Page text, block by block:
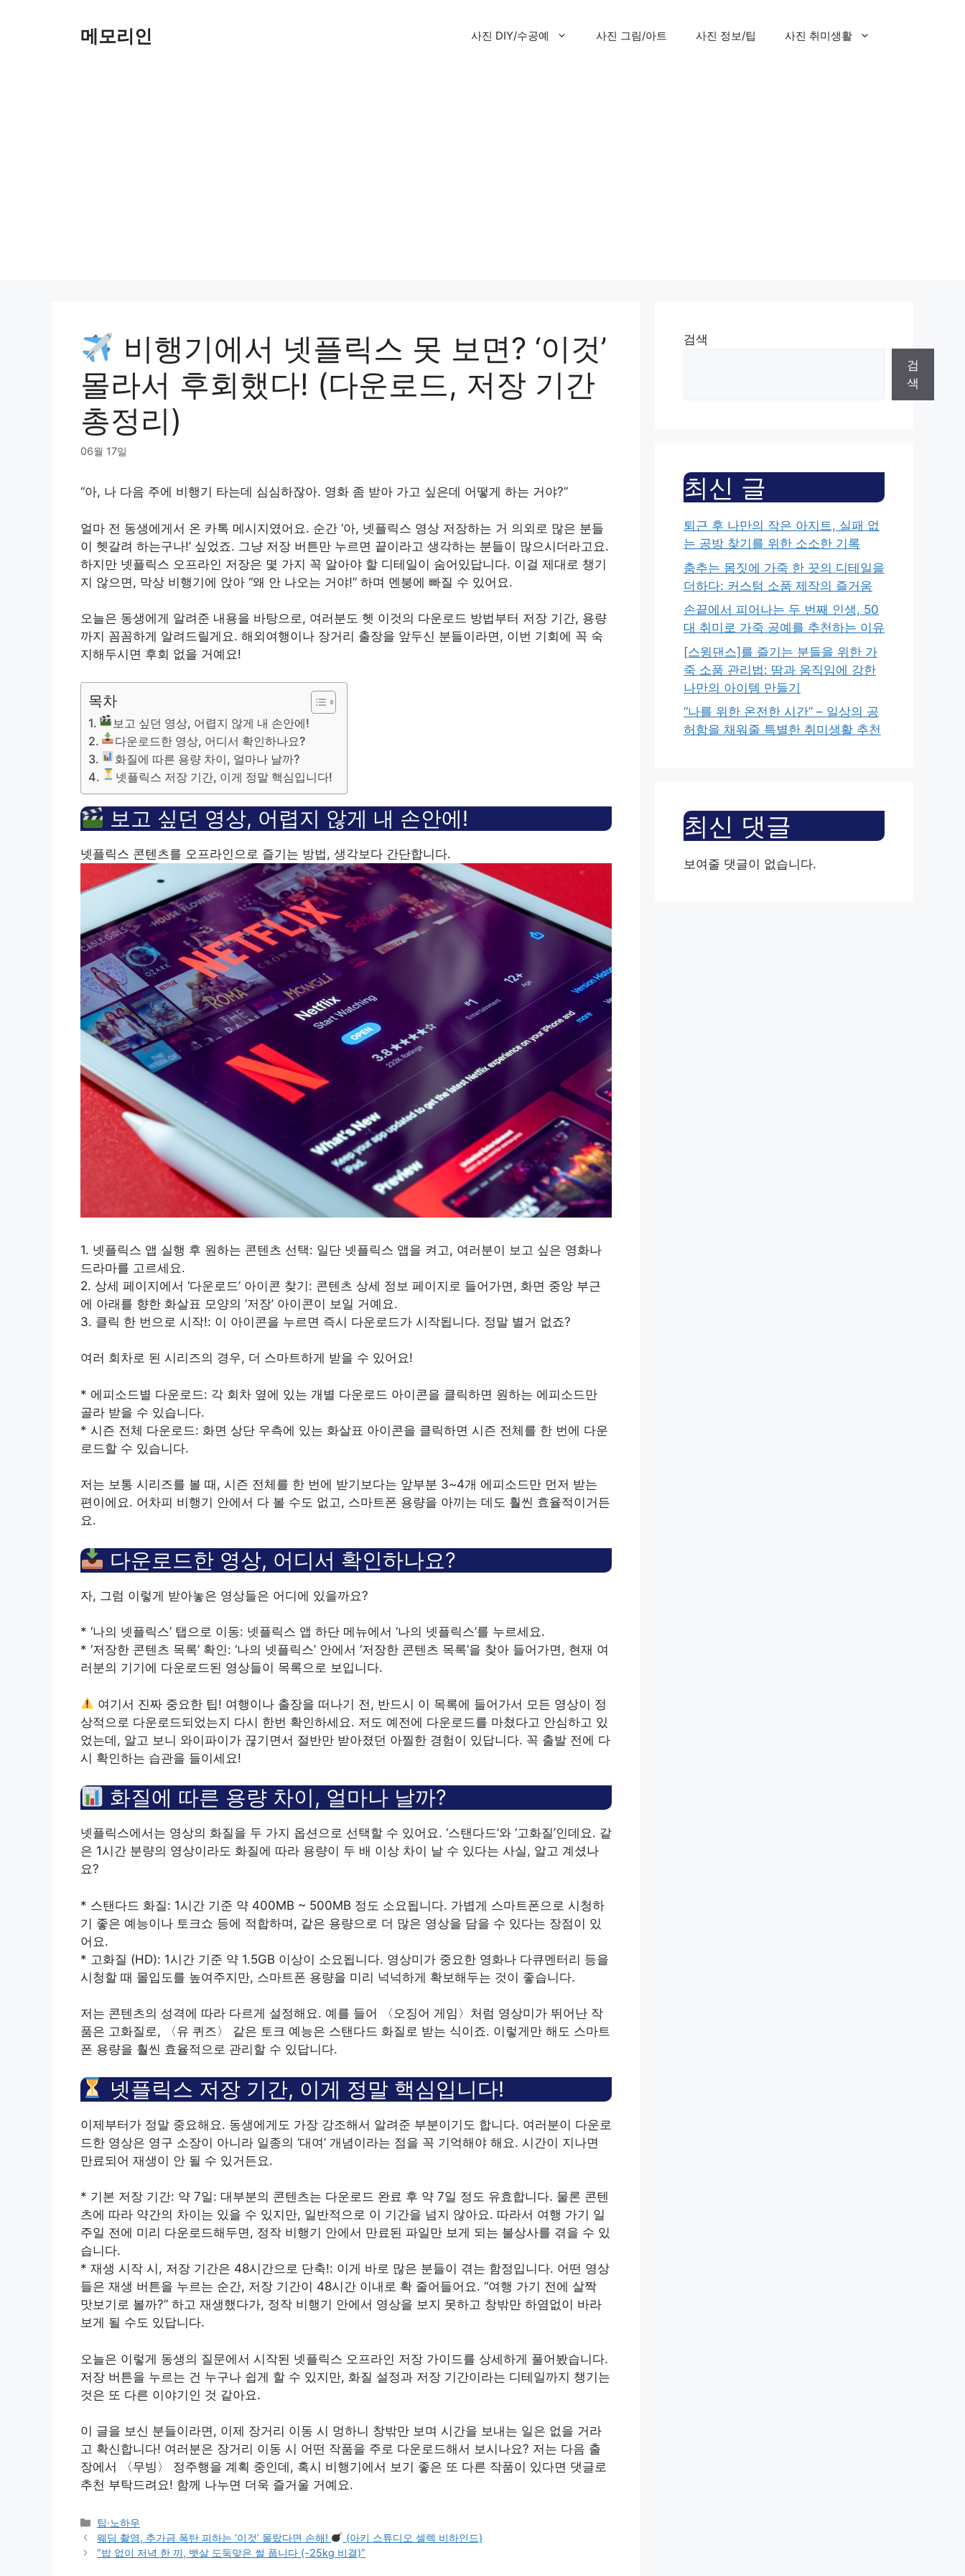
메모리인 사진 DIY/수공예 사진 그림/아트 사진 정보/팁 사진 취미생활
비행기에서 넷플릭스 못 보면? ‘이것’
몰라서 후회했다! (다운로드, 저장 기간
총정리)
06월 17일
“아, 나 다음 주에 비행기 타는데 심심하잖아. 영화 좀 받아 가고 싶은데 어떻게 하는 거야?”
얼마 전 동생에게서 온 카톡 메시지였어요. 순간 ‘아, 넷플릭스 영상 저장하는 거 의외로 많은 분들
이 헷갈려 하는구나!’ 싶었죠. 그냥 저장 버튼만 누르면 끝이라고 생각하는 분들이 많으시더라고요.
하지만 넷플릭스 오프라인 저장은 몇 가지 꼭 알아야 할 디테일이 숨어있답니다. 이걸 제대로 챙기
지 않으면, 막상 비행기에 앉아 “왜 안 나오는 거야!” 하며 멘붕에 빠질 수 있어요.
오늘은 동생에게 알려준 내용을 바탕으로, 여러분도 헷 이것의 다운로드 방법부터 저장 기간, 용량
까지 꼼꼼하게 알려드릴게요. 해외여행이나 장거리 출장을 앞두신 분들이라면, 이번 기회에 꼭 숙
지해두시면 후회 없을 거예요!
목차
보고 싶던 영상, 어렵지 않게 내 손안에!
다운로드한 영상, 어디서 확인하나요?
화질에 따른 용량 차이, 얼마나 날까?
넷플릭스 저장 기간, 이게 정말 핵심입니다!
보고 싶던 영상, 어렵지 않게 내 손안에!
넷플릭스 콘텐츠를 오프라인으로 즐기는 방법, 생각보다 간단합니다.
1. 넷플릭스 앱 실행 후 원하는 콘텐츠 선택: 일단 넷플릭스 앱을 켜고, 여러분이 보고 싶은 영화나
드라마를 고르세요.
2. 상세 페이지에서 ‘다운로드’ 아이콘 찾기: 콘텐츠 상세 정보 페이지로 들어가면, 화면 중앙 부근
에 아래를 향한 화살표 모양의 ‘저장’ 아이콘이 보일 거예요.
3. 클릭 한 번으로 시작!: 이 아이콘을 누르면 즉시 다운로드가 시작됩니다. 정말 별거 없죠?
여러 회차로 된 시리즈의 경우, 더 스마트하게 받을 수 있어요!
* 에피소드별 다운로드: 각 회차 옆에 있는 개별 다운로드 아이콘을 클릭하면 원하는 에피소드만
골라 받을 수 있습니다.
* 시즌 전체 다운로드: 화면 상단 우측에 있는 화살표 아이콘을 클릭하면 시즌 전체를 한 번에 다운
로드할 수 있습니다.
저는 보통 시리즈를 볼 때, 시즌 전체를 한 번에 받기보다는 앞부분 3~4개 에피소드만 먼저 받는
편이에요. 어차피 비행기 안에서 다 볼 수도 없고, 스마트폰 용량을 아끼는 데도 훨씬 효율적이거든
요.
다운로드한 영상, 어디서 확인하나요?
자, 그럼 이렇게 받아놓은 영상들은 어디에 있을까요?
* ‘나의 넷플릭스’ 탭으로 이동: 넷플릭스 앱 하단 메뉴에서 ‘나의 넷플릭스’를 누르세요.
* ‘저장한 콘텐츠 목록’ 확인: ‘나의 넷플릭스’ 안에서 ‘저장한 콘텐츠 목록’을 찾아 들어가면, 현재 여
러분의 기기에 다운로드된 영상들이 목록으로 보입니다.
여기서 진짜 중요한 팁! 여행이나 출장을 떠나기 전, 반드시 이 목록에 들어가서 모든 영상이 정
상적으로 다운로드되었는지 다시 한번 확인하세요. 저도 예전에 다운로드를 마쳤다고 안심하고 있
었는데, 알고 보니 와이파이가 끊기면서 절반만 받아졌던 아찔한 경험이 있답니다. 꼭 출발 전에 다
시 확인하는 습관을 들이세요!
화질에 따른 용량 차이, 얼마나 날까?
넷플릭스에서는 영상의 화질을 두 가지 옵션으로 선택할 수 있어요. ‘스탠다드’와 ‘고화질’인데요. 같
은 1시간 분량의 영상이라도 화질에 따라 용량이 두 배 이상 차이 날 수 있다는 사실, 알고 계셨나
요?
* 스탠다드 화질: 1시간 기준 약 400MB ~ 500MB 정도 소요됩니다. 가볍게 스마트폰으로 시청하
기 좋은 예능이나 토크쇼 등에 적합하며, 같은 용량으로 더 많은 영상을 담을 수 있다는 장점이 있
어요.
* 고화질 (HD): 1시간 기준 약 1.5GB 이상이 소요됩니다. 영상미가 중요한 영화나 다큐멘터리 등을
시청할 때 몰입도를 높여주지만, 스마트폰 용량을 미리 넉넉하게 확보해두는 것이 좋습니다.
저는 콘텐츠의 성격에 따라 다르게 설정해요. 예를 들어 〈오징어 게임〉처럼 영상미가 뛰어난 작
품은 고화질로, 〈유 퀴즈〉 같은 토크 예능은 스탠다드 화질로 받는 식이죠. 이렇게만 해도 스마트
폰 용량을 훨씬 효율적으로 관리할 수 있답니다.
넷플릭스 저장 기간, 이게 정말 핵심입니다!
이제부터가 정말 중요해요. 동생에게도 가장 강조해서 알려준 부분이기도 합니다. 여러분이 다운로
드한 영상은 영구 소장이 아니라 일종의 ‘대여’ 개념이라는 점을 꼭 기억해야 해요. 시간이 지나면
만료되어 재생이 안 될 수 있거든요.
* 기본 저장 기간: 약 7일: 대부분의 콘텐츠는 다운로드 완료 후 약 7일 정도 유효합니다. 물론 콘텐
츠에 따라 약간의 차이는 있을 수 있지만, 일반적으로 이 기간을 넘지 않아요. 따라서 여행 가기 일
주일 전에 미리 다운로드해두면, 정작 비행기 안에서 만료된 파일만 보게 되는 불상사를 겪을 수 있
습니다.
* 재생 시작 시, 저장 기간은 48시간으로 단축!: 이게 바로 많은 분들이 겪는 함정입니다. 어떤 영상
들은 재생 버튼을 누르는 순간, 저장 기간이 48시간 이내로 확 줄어들어요. “여행 가기 전에 살짝
맛보기로 볼까?” 하고 재생했다가, 정작 비행기 안에서 영상을 보지 못하고 창밖만 하염없이 바라
보게 될 수도 있답니다.
오늘은 이렇게 동생의 질문에서 시작된 넷플릭스 오프라인 저장 가이드를 상세하게 풀어봤습니다.
저장 버튼을 누르는 건 누구나 쉽게 할 수 있지만, 화질 설정과 저장 기간이라는 디테일까지 챙기는
것은 또 다른 이야기인 것 같아요.
이 글을 보신 분들이라면, 이제 장거리 이동 시 멍하니 창밖만 보며 시간을 보내는 일은 없을 거라
고 확신합니다! 여러분은 장거리 이동 시 어떤 작품을 주로 다운로드해서 보시나요? 저는 다음 출
장에서 〈무빙〉 정주행을 계획 중인데, 혹시 비행기에서 보기 좋은 또 다른 작품이 있다면 댓글로
추천 부탁드려요! 함께 나누면 더욱 즐거울 거예요.
Categories
팁·노하우
웨딩 촬영, 추가금 폭탄 피하는 ‘이것’ 몰랐다면 손해!
(아키 스튜디오 셀렉 비하인드)
“밥 없이 저녁 한 끼, 뱃살 도둑맞은 썰 풉니다 (-25kg 비결)”
검색
검
색
최신 글
퇴근 후 나만의 작은 아지트, 실패 없
는 공방 찾기를 위한 소소한 기록
춤추는 몸짓에 가죽 한 끗의 디테일을
더하다: 커스텀 소품 제작의 즐거움
손끝에서 피어나는 두 번째 인생, 50
대 취미로 가죽 공예를 추천하는 이유
[스윙댄스]를 즐기는 분들을 위한 가
죽 소품 관리법: 땀과 움직임에 강한
나만의 아이템 만들기
“나를 위한 온전한 시간” – 일상의 공
허함을 채워줄 특별한 취미생활 추천
최신 댓글
보여줄 댓글이 없습니다.